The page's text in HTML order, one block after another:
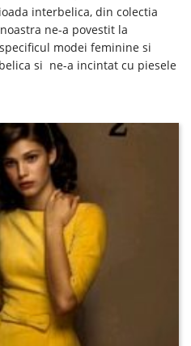
interbelica, din colectia
ne-a povestit la
modei feminine si
si ne-a incintat cu piesele